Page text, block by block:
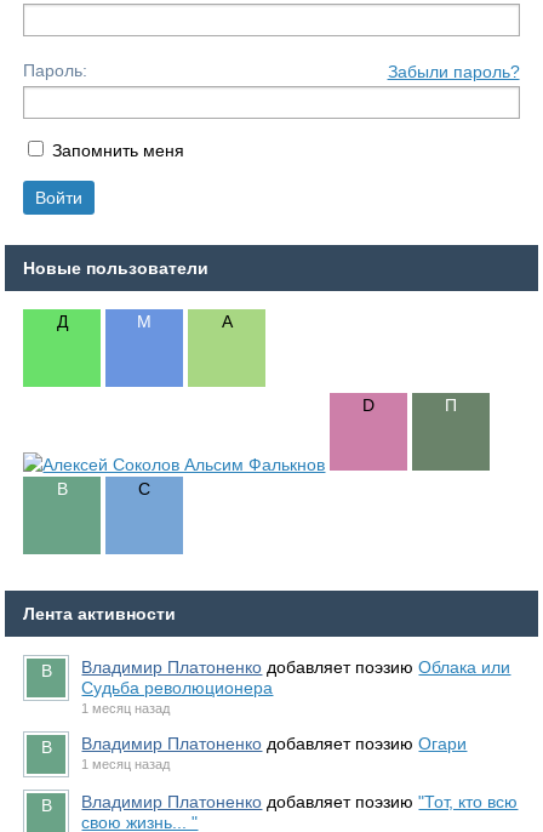
Пароль: Забыли пароль?
Запомнить меня
Новые пользователи
Лента активности
Владимир Платоненко добавляет поэзиюОблака или
Судьба революционера
1 месяц назад
Владимир Платоненко добавляет поэзиюОгари
1 месяц назад
Владимир Платоненко добавляет поэзию"Тот, кто всю
свою жизнь... "